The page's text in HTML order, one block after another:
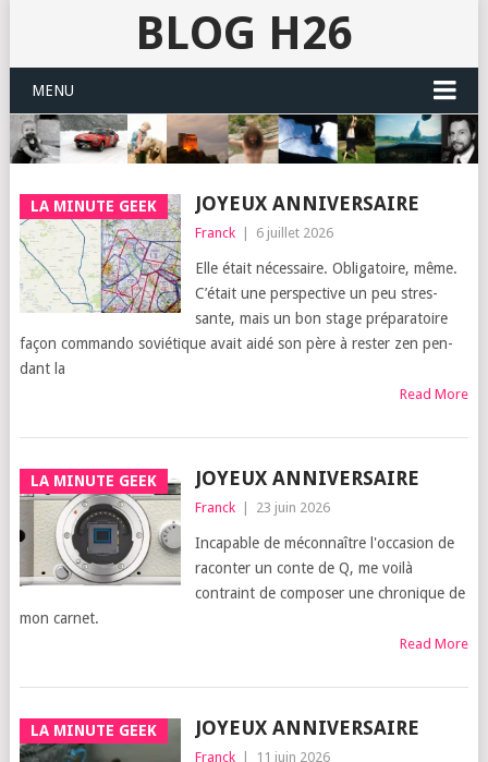
BLOG H26
MENU
LA MINUTE GEEK JOYEUX ANNIVERSAIRE
Franck 6 juillet 2026
Elle était néces­saire. Obli­ga­toire, même.
C’é­tait une pers­pec­tive un peu stres­
sante, mais un bon stage pré­pa­ra­toire
façon com­man­do sovié­tique avait aidé son père à res­ter zen pen­
dant la
Read More
LA MINUTE GEEK JOYEUX ANNIVERSAIRE
Franck 23 juin 2026
Incapable de méconnaître l'occasion de
raconter un conte de Q, me voilà
contraint de composer une chronique de
mon carnet.
Read More
LA MINUTE GEEK JOYEUX ANNIVERSAIRE
Franck 11 juin 2026